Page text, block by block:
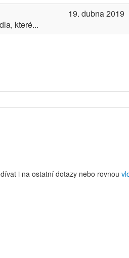
které...
19. dubna 2019
i na ostatní dotazy nebo rovnou